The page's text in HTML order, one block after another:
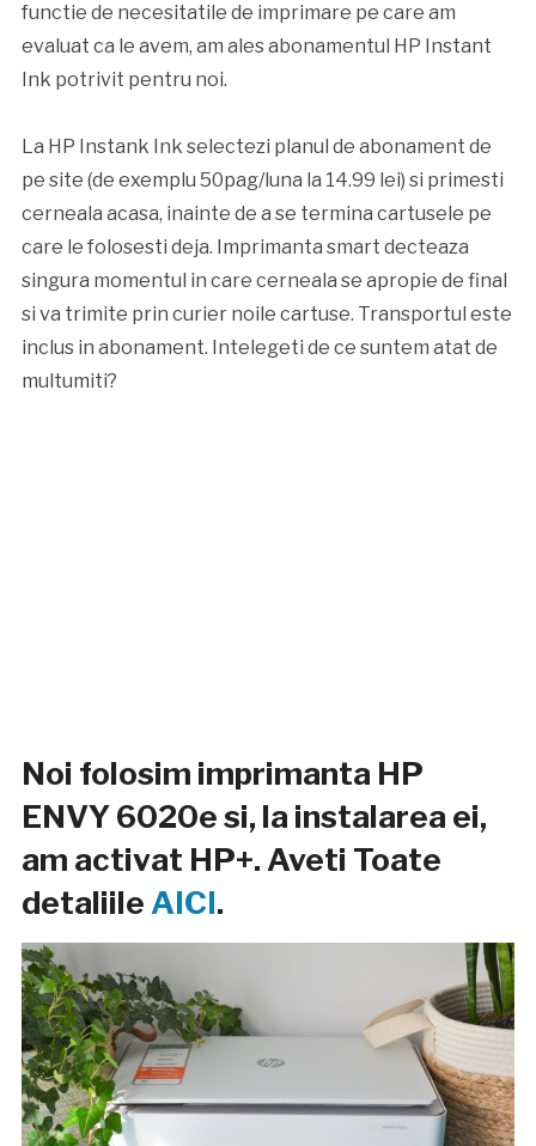
functie de necesitatile de imprimare pe care am
evaluat ca le avem, am ales abonamentul HP Instant
Ink potrivit pentru noi.
La HP Instank Ink selectezi planul de abonament de
pe site (de exemplu 50pag/luna la 14.99 lei) si primesti
cerneala acasa, inainte de a se termina cartusele pe
care le folosesti deja. Imprimanta smart decteaza
singura momentul in care cerneala se apropie de final
si va trimite prin curier noile cartuse. Transportul este
inclus in abonament. Intelegeti de ce suntem atat de
multumiti?
Noi folosim imprimanta HP
ENVY 6020e si, la instalarea ei,
am activat HP+. Aveti Toate
detaliile AICI.